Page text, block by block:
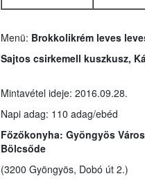
Menü: Brokkolikrém leves
Sajtos csirkemell kuszkusz,
Mintavétel ideje: 2016.09.28.
Napi adag: 110 adag/ebéd
Főzőkonyha: Gyöngyös
Bölcsőde
(3200 Gyöngyös, Dobó út 2.)